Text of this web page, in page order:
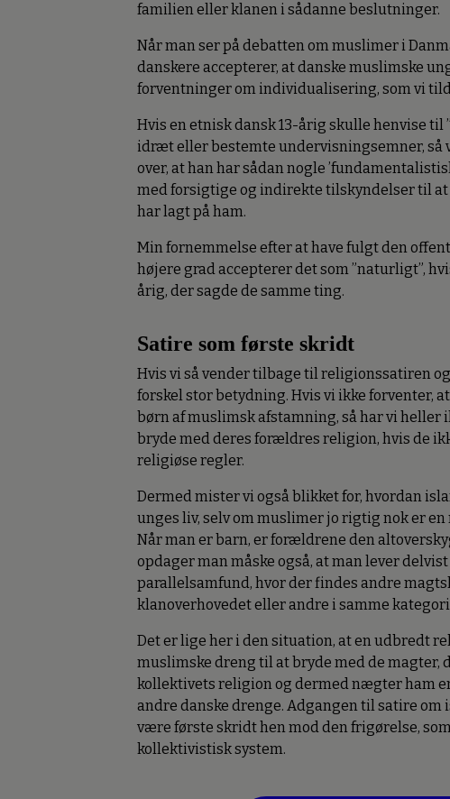
familien eller klanen i sådanne beslutninger.
Når man ser på debatten om muslimer i
danskere accepterer, at danske muslimske
forventninger om individualisering, som vi
Hvis en etnisk dansk 13-årig skulle henvise til
idræt eller bestemte undervisningsemner, så
over, at han har sådan nogle
med forsigtige og indirekte tilskyndelser til
har lagt på ham.
Min fornemmelse efter at have fulgt den
højere grad accepterer det som ”naturligt”,
årig, der sagde de samme ting.
Satire som første skridt
Hvis vi så vender tilbage til religionssatiren
forskel stor betydning. Hvis vi ikke forventer,
børn af muslimsk afstamning, så har vi heller
bryde med deres forældres religion, hvis de
religiøse regler.
Dermed mister vi også blikket for, hvordan
unges liv, selv om muslimer jo rigtig nok er
Når man er barn, er forældrene den
opdager man måske også, at man lever
parallelsamfund, hvor der findes andre
klanoverhovedet eller andre i samme
Det er lige her i den situation, at en udbredt
muslimske dreng til at bryde med de magter,
kollektivets religion og dermed nægter ham
andre danske drenge. Adgangen til satire
være første skridt hen mod den frigørelse,
kollektivistisk system.